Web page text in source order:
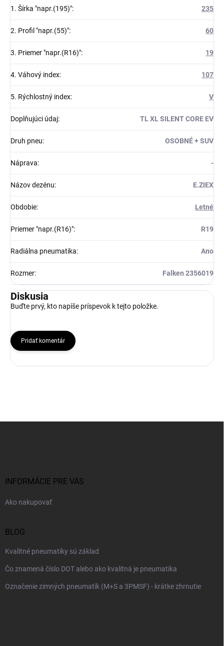
1. Šírka "napr.(195)": 235
2. Profil "napr.(55)": 60
3. Priemer "napr.(R16)": 19
4. Váhový index: 107
5. Rýchlostný index: V
Doplňujúci údaj: TL XL SILENT CORE EV
Druh pneu: OSOBNÉ + SUV
Náprava: -
Názov dezénu: E.ZIEX
Obdobie: Letné
Priemer "napr.(R16)": R19
Radiálna pneumatika: Ano
Rozmer: Falken 2356019
Diskusia
Buďte prvý, kto napíše príspevok k tejto položke.
Pridať komentár
INFORMÁCIE PRE VÁS
Ako nakupovať
BLOG
Kvalitné pneumatiky sú základ
Čo znamená číslo DOT alebo ako kvalitná je pneumatika
Označenie zimných pneumatík (M+S a 3PMSF) - krátke zhrnutie